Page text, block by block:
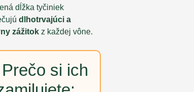
dĺžka tyčiniek
dlhotrvajúci a
zážitok z každej vône.
Prečo si ich